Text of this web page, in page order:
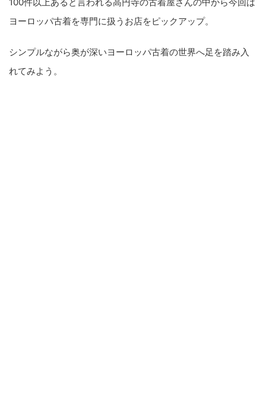
ヨーロッパ古着を専門に扱うお店をピックアップ。
シンプルながら奥が深いヨーロッパ古着の世界へ足を踏み入
れてみよう。